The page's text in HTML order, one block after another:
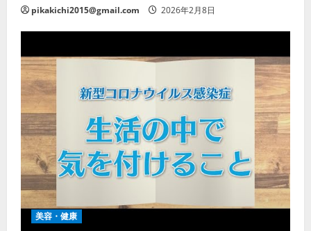
pikakichi2015@gmail.com 2026年2月8日
美容・健康